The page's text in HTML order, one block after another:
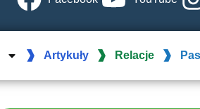
Artykuły Relacje